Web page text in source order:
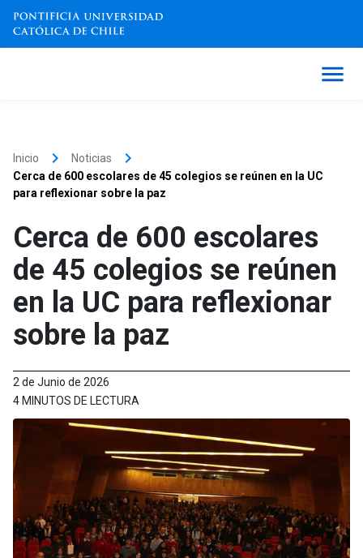
Inicio keyboard_arrow_right Noticias keyboard_arrow_right
Cerca de 600 escolares de 45 colegios se reúnen en la UC
para reflexionar sobre la paz
Cerca de 600 escolares
de 45 colegios se reúnen
en la UC para reflexionar
sobre la paz
2 de Junio de 2026
4 MINUTOS DE LECTURA